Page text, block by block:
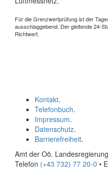
Für die Grenzwertprüfung ist der
ausschlaggebend. Der gleitende 24-
Richtwert.
Kontakt.
Telefonbuch.
Impressum.
Datenschutz.
Barrierefreiheit.
Amt der Oö.
Telefon (+43 732) 77 20-0 •